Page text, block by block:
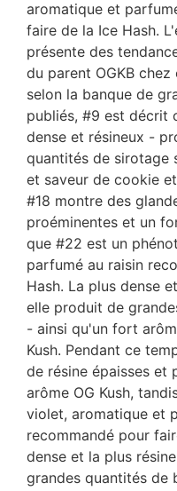
aromatique et
faire de la Ice Hash.
présente des
du parent OGKB
selon la banque de
publiés, #9 est décrit
dense et résineux -
quantités de sirotage
et saveur de cookie
#18 montre des
proéminentes et un
que #22 est un
parfumé au raisin
Hash. La plus dense
elle produit de
- ainsi qu'un fort
Kush. Pendant ce
de résine épaisses et
arôme OG Kush,
violet, aromatique et
recommandé pour
dense et la plus
grandes quantités de